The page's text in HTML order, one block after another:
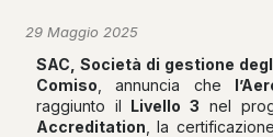
29 Maggio 2025
SAC, Società di gestione
Comiso , annuncia che
raggiunto il Livello 3 nel
Accreditation , la